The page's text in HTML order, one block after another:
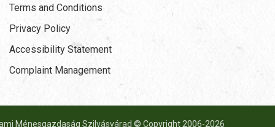
Terms and Conditions
Privacy Policy
Accessibility Statement
Complaint Management
Ménesgazdaság Szilvásvárad © Copyright 2006-2026